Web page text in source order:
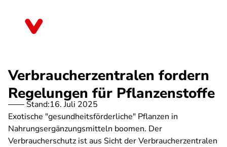
Verbraucherzentralen fordern
Regelungen für Pflanzenstoffe
Stand:16. Juli 2025
Exotische "gesundheitsförderliche" Pflanzen in
Nahrungsergänzungsmitteln boomen. Der
Verbraucherschutz ist aus Sicht der Verbraucherzentralen